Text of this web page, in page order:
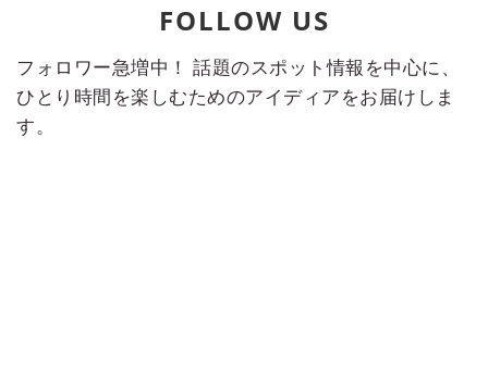
FOLLOW US
フォロワー急増中！ 話題のスポット情報を中心に、
ひとり時間を楽しむためのアイディアをお届けしま
す。